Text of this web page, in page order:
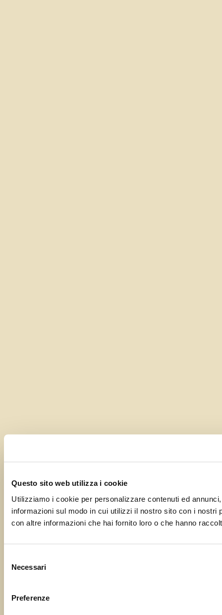
Questo sito web utilizza i cookie
Utilizziamo i cookie per personalizzare contenuti ed
informazioni sul modo in cui utilizzi il nostro sito con i nostri
con altre informazioni che hai fornito loro o che hanno
delNecessari
Preferenze